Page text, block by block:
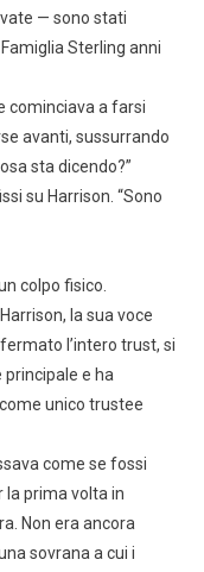
— sono stati
Sterling anni
cominciava a farsi
avanti, sussurrando
sta dicendo?”
su Harrison. “Sono
colpo fisico.
la sua voce
l’intero trust, si
e ha
unico trustee
come se fossi
la prima volta in
Non era ancora
sovrana a cui i